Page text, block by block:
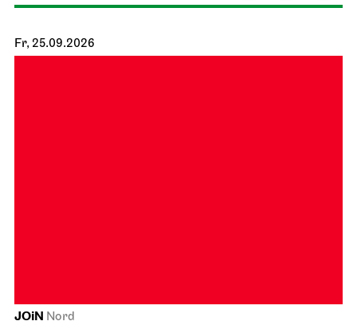
Fr, 25.09.2026
JOiN Nord